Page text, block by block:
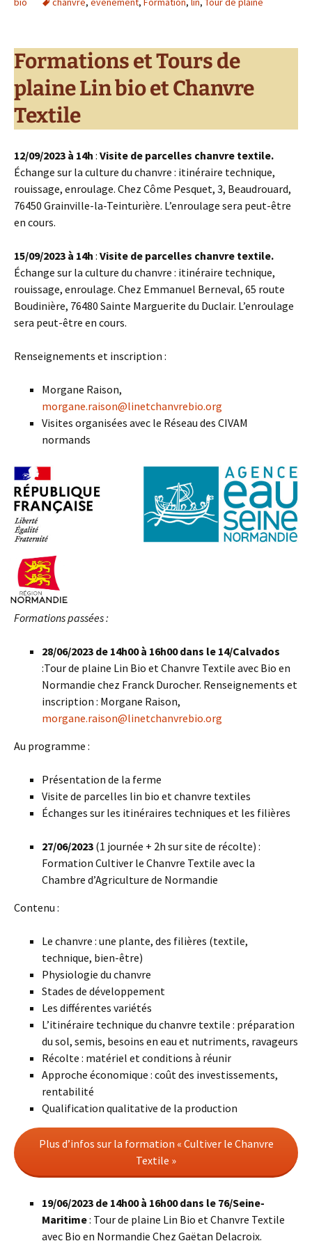
Formations et Tours de
plaine Lin bio et Chanvre
Textile
12/09/2023 à 14h : Visite de parcelles chanvre textile.
Échange sur la culture du chanvre : itinéraire technique,
rouissage, enroulage. Chez Côme Pesquet, 3, Beaudrouard,
76450 Grainville-la-Teinturière. L’enroulage sera peut-être
en cours.
15/09/2023 à 14h : Visite de parcelles chanvre textile.
Échange sur la culture du chanvre : itinéraire technique,
rouissage, enroulage. Chez Emmanuel Berneval, 65 route
Boudinière, 76480 Sainte Marguerite du Duclair. L’enroulage
sera peut-être en cours.
Renseignements et inscription :
Morgane Raison,
morgane.raison@linetchanvrebio.org
Visites organisées avec le Réseau des CIVAM
normands
Formations passées :
28/06/2023 de 14h00 à 16h00 dans le 14/Calvados
:Tour de plaine Lin Bio et Chanvre Textile avec Bio en
Normandie chez Franck Durocher. Renseignements et
inscription : Morgane Raison,
morgane.raison@linetchanvrebio.org
Au programme :
Présentation de la ferme
Visite de parcelles lin bio et chanvre textiles
Échanges sur les itinéraires techniques et les filières
27/06/2023 (1 journée + 2h sur site de récolte) :
Formation Cultiver le Chanvre Textile avec la
Chambre d’Agriculture de Normandie
Contenu :
Le chanvre : une plante, des filières (textile,
technique, bien-être)
Physiologie du chanvre
Stades de développement
Les différentes variétés
L’itinéraire technique du chanvre textile : préparation
du sol, semis, besoins en eau et nutriments, ravageurs
Récolte : matériel et conditions à réunir
Approche économique : coût des investissements,
rentabilité
Qualification qualitative de la production
Plus d’infos sur la formation « Cultiver le Chanvre
Textile »
19/06/2023 de 14h00 à 16h00 dans le 76/Seine-
Maritime: Tour de plaine Lin Bio et Chanvre Textile
avec Bio en Normandie Chez Gaëtan Delacroix.